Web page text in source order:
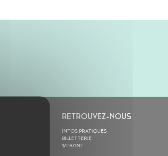
RETROUVEZ-NOUS
INFOS PRATIQUES
BILLETTERIE
WEBZINE